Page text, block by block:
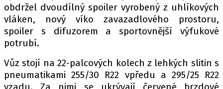
Z DOMOVA
ZE SVĚTA
PIT LANE
obdržel dvoudílný spoiler vyrobený z uhlíkových
vláken, nový víko zavazadlového prostoru,
spoiler s difuzorem a sportovnější výfukové
potrubí.
Vůz stojí na 22-palcových kolech z lehkých slitin s
pneumatikami 255/30 R22 vpředu a 295/25 R22